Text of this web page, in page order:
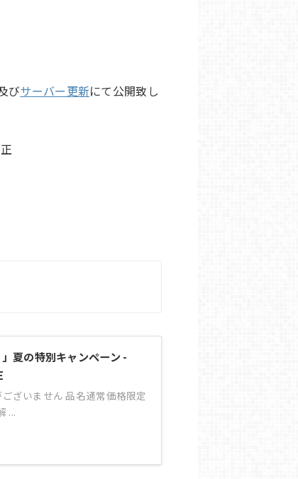
びサーバー更新にて公開致し
夏の特別キャンペーン -
ざいません 品名通常価格限定
...